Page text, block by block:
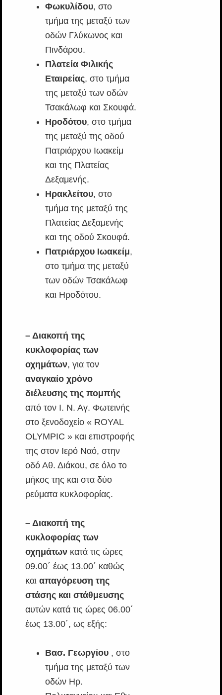
Φωκυλίδου, στο
τμήμα της μεταξύ των
οδών Γλύκωνος και
Πινδάρου.
Πλατεία Φιλικής
Εταιρείας, στο τμήμα
της μεταξύ των οδών
Τσακάλωφ και Σκουφά.
Ηροδότου, στο τμήμα
της μεταξύ της οδού
Πατριάρχου Ιωακείμ
και της Πλατείας
Δεξαμενής.
Ηρακλείτου, στο
τμήμα της μεταξύ της
Πλατείας Δεξαμενής
και της οδού Σκουφά.
Πατριάρχου Ιωακείμ,
στο τμήμα της μεταξύ
των οδών Τσακάλωφ
και Ηροδότου.
– Διακοπή της
κυκλοφορίας των
οχημάτων, για τον
αναγκαίο χρόνο
διέλευσης της πομπής
από τον Ι. Ν. Αγ. Φωτεινής
στο ξενοδοχείο « ROYAL
OLYMPIC » και επιστροφής
της στον Ιερό Ναό, στην
οδό Αθ. Διάκου, σε όλο το
μήκος της και στα δύο
ρεύματα κυκλοφορίας.
– Διακοπή της
κυκλοφορίας των
οχημάτωνκατά τις ώρες
09.00΄ έως 13.00΄ καθώς
και απαγόρευση της
στάσης και στάθμευσης
αυτών κατά τις ώρες 06.00΄
έως 13.00΄, ως εξής:
Βασ. Γεωργίου, στο
τμήμα της μεταξύ των
οδών Ηρ.